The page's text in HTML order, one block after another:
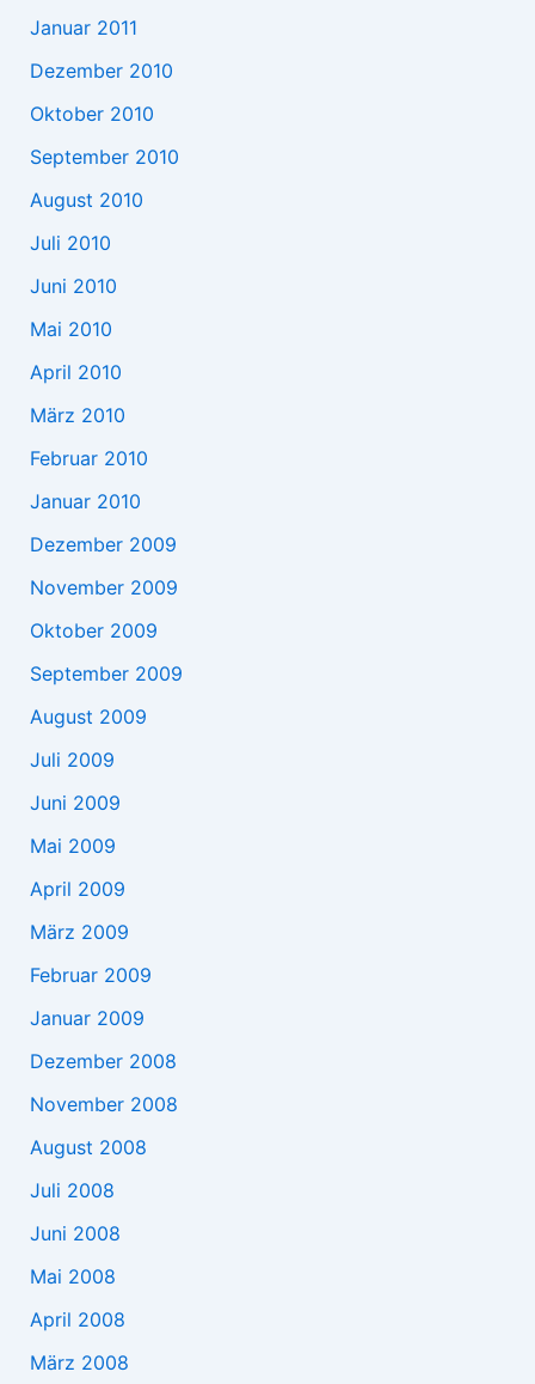
Januar 2011
Dezember 2010
Oktober 2010
September 2010
August 2010
Juli 2010
Juni 2010
Mai 2010
April 2010
März 2010
Februar 2010
Januar 2010
Dezember 2009
November 2009
Oktober 2009
September 2009
August 2009
Juli 2009
Juni 2009
Mai 2009
April 2009
März 2009
Februar 2009
Januar 2009
Dezember 2008
November 2008
August 2008
Juli 2008
Juni 2008
Mai 2008
April 2008
März 2008